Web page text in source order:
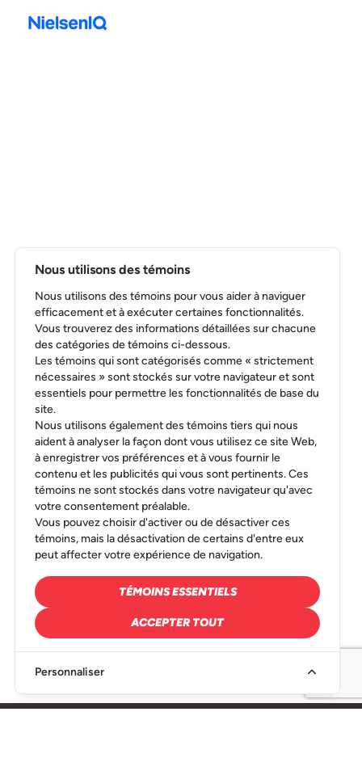
Francis Parisien
Nous utilisons des témoins
Nous utilisons des témoins pour vous aider à naviguer
efficacement et à exécuter certaines fonctionnalités.
Vous trouverez des informations détaillées sur chacune
des catégories de témoins ci-dessous.
Les témoins qui sont catégorisés comme « strictement
nécessaires » sont stockés sur votre navigateur et sont
essentiels pour permettre les fonctionnalités de base du
site.
Nous utilisons également des témoins tiers qui nous
aident à analyser la façon dont vous utilisez ce site Web,
à enregistrer vos préférences et à vous fournir le
contenu et les publicités qui vous sont pertinents. Ces
témoins ne sont stockés dans votre navigateur qu'avec
votre consentement préalable.
Vous pouvez choisir d'activer ou de désactiver ces
témoins, mais la désactivation de certains d'entre eux
peut affecter votre expérience de navigation.
TÉMOINS ESSENTIELS
ACCEPTER TOUT
Personnaliser